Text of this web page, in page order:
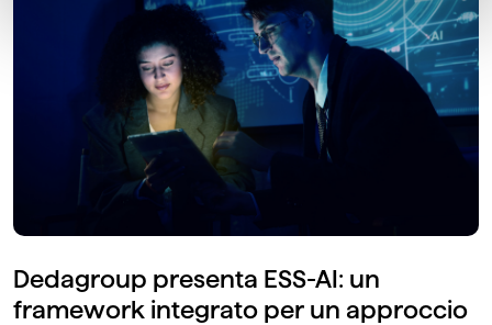
Dedagroup presenta ESS-AI: un
framework integrato per un approccio